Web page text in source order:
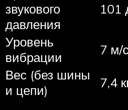
звукового
давления
101
Уровень
вибрации
7 м/
Вес (без шины
и цепи)
7,4